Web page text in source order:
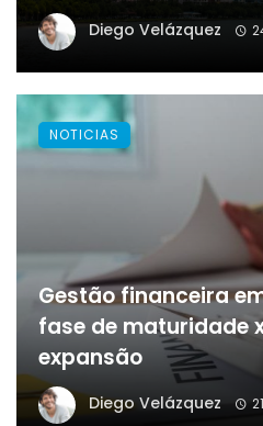
Diego Velázquez
Gestão financeira
fase de maturidade
expansão
Diego Velázquez
NOTICIAS